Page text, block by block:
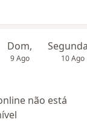
Dom,
9 Ago 10 Ago
não está